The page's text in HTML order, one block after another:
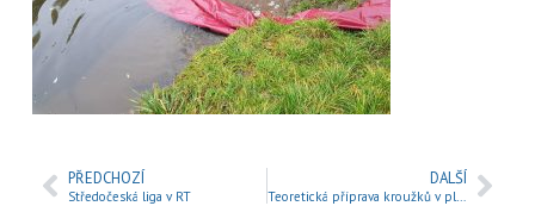
PŘEDCHOZÍ
Středočeská liga v RT
DALŠÍ